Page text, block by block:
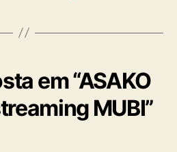
em “ASAKO
MUBI”